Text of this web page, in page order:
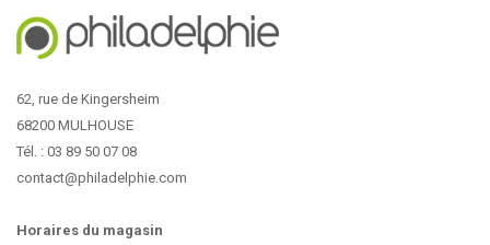
62, rue de Kingersheim
68200 MULHOUSE
Tél. : 03 89 50 07 08
contact@philadelphie.com
Horaires du magasin